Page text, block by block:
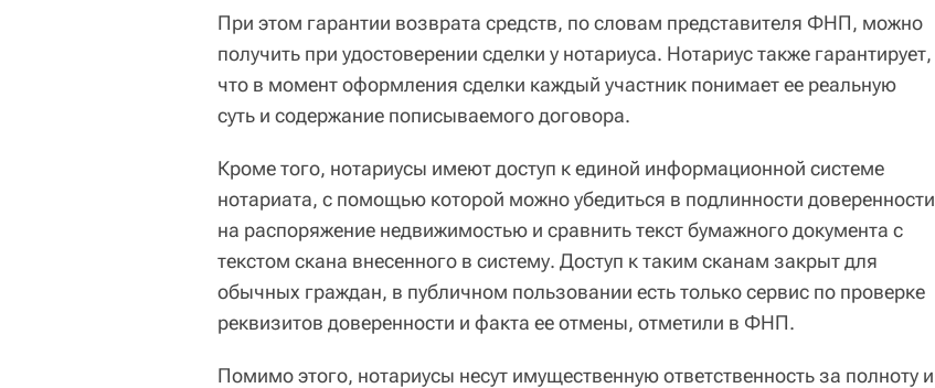
При этом гарантии возврата средств, по словам представителя ФНП, можно
получить при удостоверении сделки у нотариуса. Нотариус также гарантирует,
что в момент оформления сделки каждый участник понимает ее реальную
суть и содержание пописываемого договора.
Кроме того, нотариусы имеют доступ к единой информационной системе
нотариата, с помощью которой можно убедиться в подлинности доверенности
на распоряжение недвижимостью и сравнить текст бумажного документа с
текстом скана внесенного в систему. Доступ к таким сканам закрыт для
обычных граждан, в публичном пользовании есть только сервис по проверке
реквизитов доверенности и факта ее отмены, отметили в ФНП.
Помимо этого, нотариусы несут имущественную ответственность за полноту и